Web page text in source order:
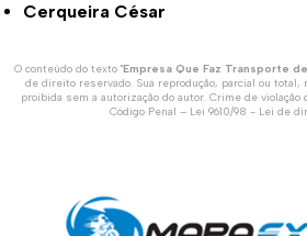
Cerqueira César
O conteúdo do texto "Empresa Que Faz Transporte
de direito reservado. Sua reprodução, parcial ou
proibida sem a autorização do autor. Crime de
Código Penal – Lei 9610/98 - Lei de